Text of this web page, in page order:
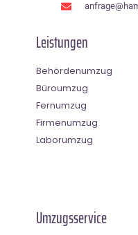
Leistungen
Behördenumzug
Büroumzug
Fernumzug
Firmenumzug
Laborumzug
Umzugsservice